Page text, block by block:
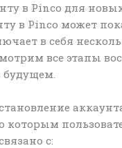
в Pinco для
в Pinco может
в себя
все этапы
будущем.
с: